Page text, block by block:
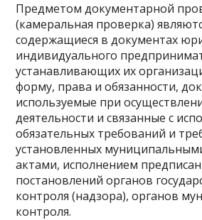
Предметом документарной
(камеральная проверка)
содержащиеся в документах
индивидуального
устанавливающих их
форму, права и обязанности,
используемые при
деятельности и связанные с
обязательных требований и
установленных
актами, исполнением
постановлений органов
контроля (надзора), органов
контроля.